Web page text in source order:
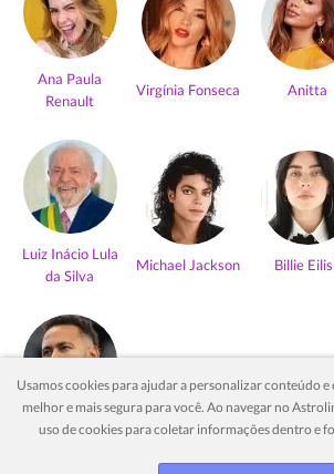
Ana Paula
Renault
Virgínia Fonseca Anitta
Luiz Inácio Lula
da Silva
Michael Jackson Billie
Neymar Jr
Usamos cookies para ajudar a personalizar conteúdo
melhor e mais segura para você. Ao navegar no
uso de cookies para coletar informações dentro e